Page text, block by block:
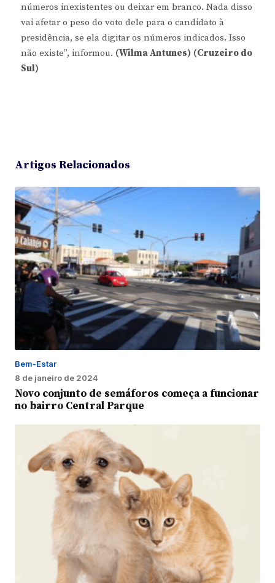
números inexistentes ou deixar em branco. Nada disso
vai afetar o peso do voto dele para o candidato à
presidência, se ela digitar os números indicados. Isso
não existe”, informou. (Wilma Antunes) (Cruzeiro do
Sul)
Artigos Relacionados
Bem-Estar
8 de janeiro de 2024
Novo conjunto de semáforos começa a funcionar
no bairro Central Parque